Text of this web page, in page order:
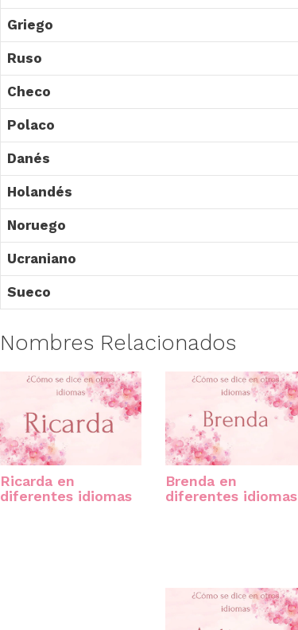
Griego
Ruso
Checo
Polaco
Danés
Holandés
Noruego
Ucraniano
Sueco
Nombres Relacionados
Ricarda en
diferentes idiomas
Brenda en
diferentes idiomas